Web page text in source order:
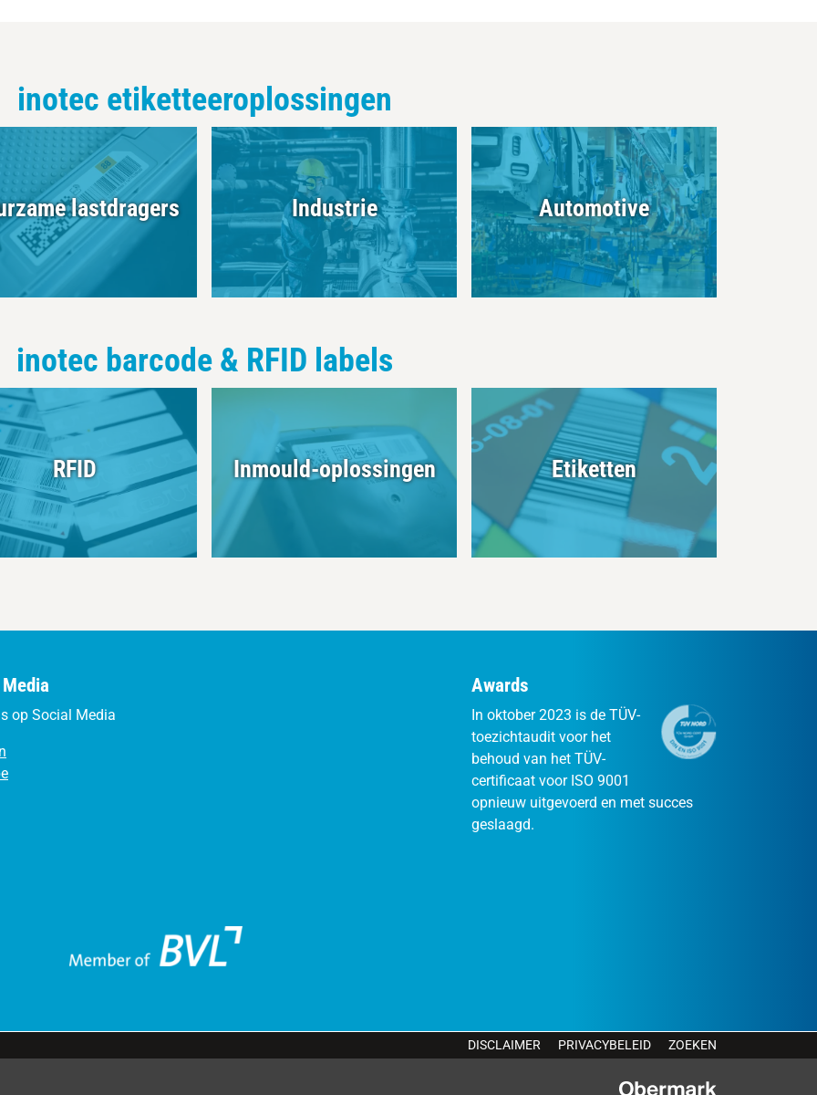
inotec etiketteeroplossingen
lastdragers Industrie Automotive
inotec barcode & RFID labels
RFID Inmould-oplossingen Etiketten
op Social Media
Awards
In oktober 2023 is de TÜV-
toezichtaudit voor het
behoud van het TÜV-
certificaat voor ISO 9001
opnieuw uitgevoerd en met succes
geslaagd.
DISCLAIMER PRIVACYBELEID ZOEKEN